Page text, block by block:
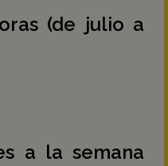
(de julio a
a la semana